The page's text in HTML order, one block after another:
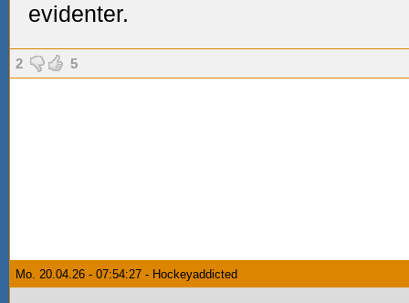
evidenter.
2 5
Mo. 20.04.26 - 07:54:27 - Hockeyaddicted